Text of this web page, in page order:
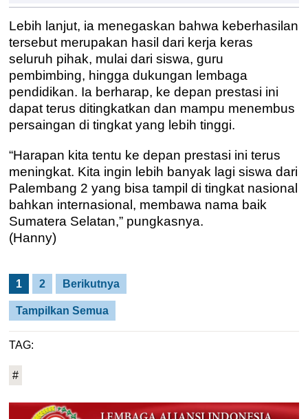
Lebih lanjut, ia menegaskan bahwa keberhasilan
tersebut merupakan hasil dari kerja keras
seluruh pihak, mulai dari siswa, guru
pembimbing, hingga dukungan lembaga
pendidikan. Ia berharap, ke depan prestasi ini
dapat terus ditingkatkan dan mampu menembus
persaingan di tingkat yang lebih tinggi.
“Harapan kita tentu ke depan prestasi ini terus
meningkat. Kita ingin lebih banyak lagi siswa dari
Palembang 2 yang bisa tampil di tingkat nasional
bahkan internasional, membawa nama baik
Sumatera Selatan,” pungkasnya.
(Hanny)
1 2 Berikutnya
Tampilkan Semua
TAG:
#